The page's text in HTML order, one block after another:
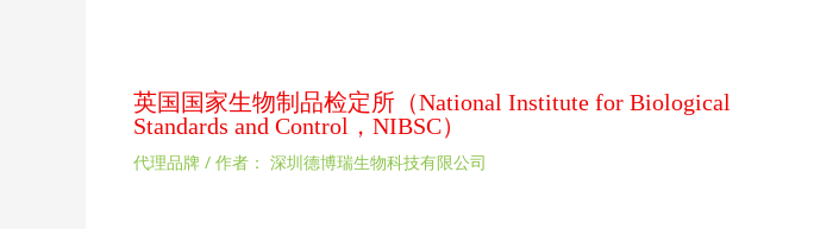
英国国家生物制品检定所（National Institute for Biological
Standards and Control，NIBSC）
代理品牌 / 作者： 深圳德博瑞生物科技有限公司